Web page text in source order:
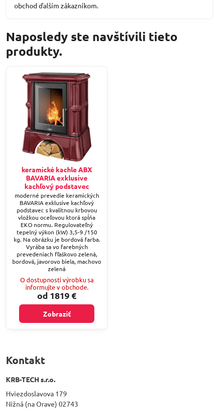
obchod ďalším zákazníkom.
Naposledy ste navštívili tieto
produkty.
keramické kachle ABX
BAVARIA exklusive
kachľový podstavec
moderné prevedie keramických
BAVARIA exklusive kachľový
podstavec s kvalitnou krbovou
vložkou oceľovou ktorá spĺňa
EKO normu. Regulovateľný
tepelný výkon (kW) 3,5-9 /150
kg. Na obrázku je bordová farba.
Vyrába sa vo farebných
prevedeniach fľaškovo zelená,
bordová, javorovo biela, machovo
zelená
O dostupnosti výrobku sa
informujte v obchode.
od 1819 €
Zobraziť
Kontakt
KRB-TECH s.r.o.
Hviezdoslavova 179
Nižná (na Orave) 02743